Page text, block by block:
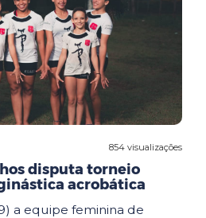
854 visualizações
disputa torneio
acrobática
a equipe feminina de